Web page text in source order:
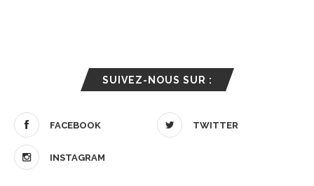
SUIVEZ-NOUS SUR :
FACEBOOK TWITTER
INSTAGRAM